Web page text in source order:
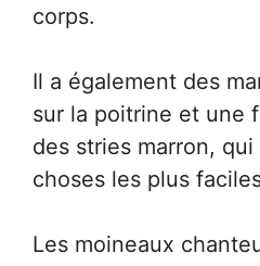
corps.
Il a également des
sur la poitrine et une
des stries marron, qui
choses les plus
Les moineaux